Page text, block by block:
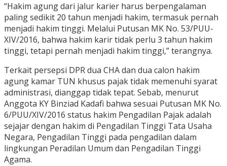
“Hakim agung dari jalur karier harus berpengalaman
paling sedikit 20 tahun menjadi hakim, termasuk pernah
menjadi hakim tinggi. Melalui Putusan MK No. 53/PUU-
XIV/2016, bahwa hakim karir tidak perlu 3 tahun hakim
tinggi, tetapi pernah menjadi hakim tinggi,” terangnya.
Terkait persepsi DPR dua CHA dan dua calon hakim
agung kamar TUN khusus pajak tidak memenuhi syarat
administrasi, dianggap tidak tepat. Sebab, menurut
Anggota KY Binziad Kadafi bahwa sesuai Putusan MK No.
6/PUU/XIV/2016 status hakim Pengadilan Pajak adalah
sejajar dengan hakim di Pengadilan Tinggi Tata Usaha
Negara, Pengadilan Tinggi pada pengadilan dalam
lingkungan Peradilan Umum dan Pengadilan Tinggi
Agama.